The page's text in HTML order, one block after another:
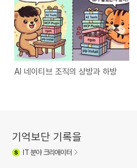
AI 네이티브 조직의 상방과 하방
기억보단 기록을
IT 분야 크리에이터